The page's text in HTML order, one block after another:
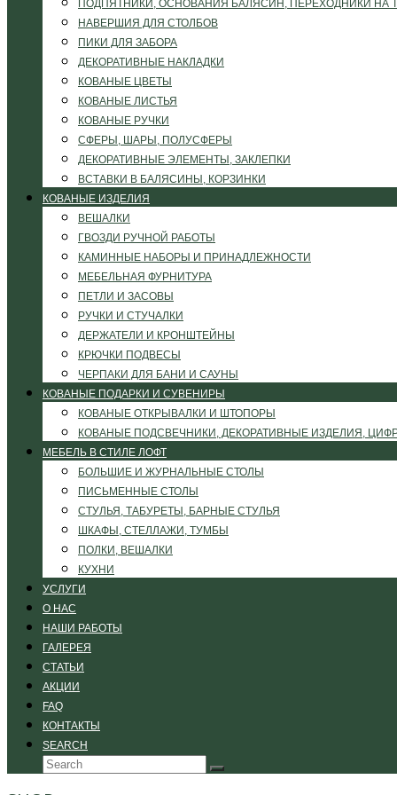
ПОДПЯТНИКИ, ОСНОВАНИЯ БАЛЯСИН, ПЕРЕХОДНИКИ НА
НАВЕРШИЯ ДЛЯ СТОЛБОВ
ПИКИ ДЛЯ ЗАБОРА
ДЕКОРАТИВНЫЕ НАКЛАДКИ
КОВАНЫЕ ЦВЕТЫ
КОВАНЫЕ ЛИСТЬЯ
КОВАНЫЕ РУЧКИ
СФЕРЫ, ШАРЫ, ПОЛУСФЕРЫ
ДЕКОРАТИВНЫЕ ЭЛЕМЕНТЫ, ЗАКЛЕПКИ
ВСТАВКИ В БАЛЯСИНЫ, КОРЗИНКИ
КОВАНЫЕ ИЗДЕЛИЯ
ВЕШАЛКИ
ГВОЗДИ РУЧНОЙ РАБОТЫ
КАМИННЫЕ НАБОРЫ И ПРИНАДЛЕЖНОСТИ
МЕБЕЛЬНАЯ ФУРНИТУРА
ПЕТЛИ И ЗАСОВЫ
РУЧКИ И СТУЧАЛКИ
ДЕРЖАТЕЛИ И КРОНШТЕЙНЫ
КРЮЧКИ ПОДВЕСЫ
ЧЕРПАКИ ДЛЯ БАНИ И САУНЫ
КОВАНЫЕ ПОДАРКИ И СУВЕНИРЫ
КОВАНЫЕ ОТКРЫВАЛКИ И ШТОПОРЫ
КОВАНЫЕ ПОДСВЕЧНИКИ, ДЕКОРАТИВНЫЕ ИЗДЕЛИЯ,
МЕБЕЛЬ В СТИЛЕ ЛОФТ
БОЛЬШИЕ И ЖУРНАЛЬНЫЕ СТОЛЫ
ПИСЬМЕННЫЕ СТОЛЫ
СТУЛЬЯ, ТАБУРЕТЫ, БАРНЫЕ СТУЛЬЯ
ШКАФЫ, СТЕЛЛАЖИ, ТУМБЫ
ПОЛКИ, ВЕШАЛКИ
КУХНИ
УСЛУГИ
О НАС
НАШИ РАБОТЫ
ГАЛЕРЕЯ
СТАТЬИ
АКЦИИ
FAQ
КОНТАКТЫ
SEARCH
Search
Submit